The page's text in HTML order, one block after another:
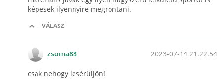
képesek ilyennyire megrontani.
· VÁLASZ
zsoma88 2023-07-14 21:22:54
csak nehogy lesérüljön!